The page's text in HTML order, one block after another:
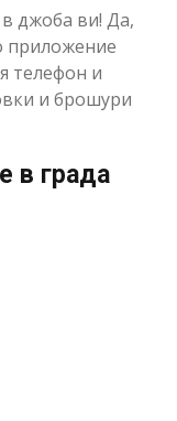
джоба ви! Да,
приложение
телефон и
и брошури
в града